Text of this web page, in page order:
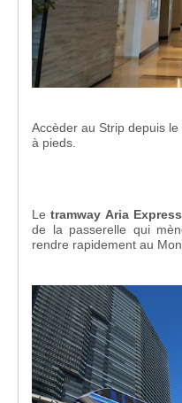
Accèder au Strip depuis
à pieds.
Letramway Aria
de la passerelle qui
rendre rapidement au